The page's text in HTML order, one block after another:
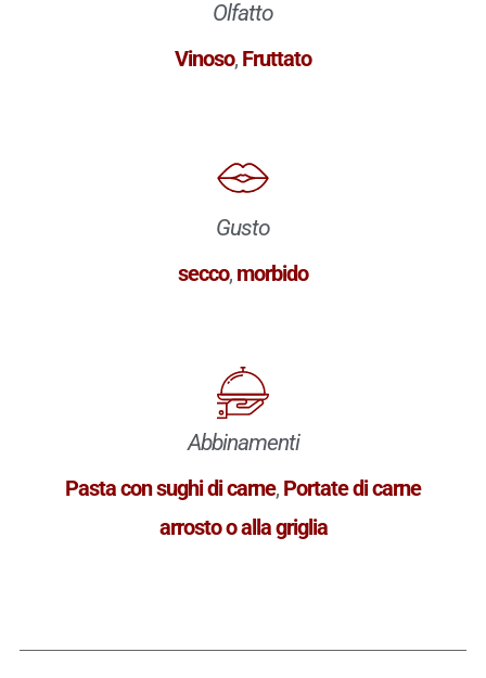
Olfatto
Vinoso, Fruttato
Gusto
secco, morbido
Abbinamenti
Pasta con sughi di carne, Portate di carne
arrosto o alla griglia